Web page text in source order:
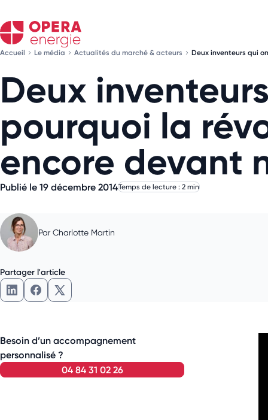
Accueil Le média Actualités du marché & acteurs Deux inventeurs qui
Deux
pourquoi la
encore devant
Publié le 19 décembre 2014Temps de lecture : 2 min
Par Charlotte Martin
Partager l'article
Besoin d’un accompagnement
personnalisé ?
04 84 31 02 26